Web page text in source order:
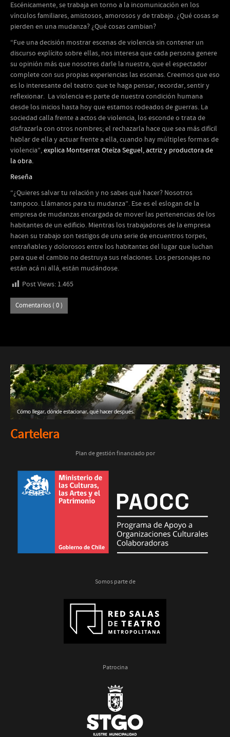
Escénicamente, se trabaja en torno a la incomunicación en los
vínculos familiares, amistosos, amorosos y de trabajo. ¿Qué cosas se
pierden en una mudanza? ¿Qué cosas cambian?
“Fue una decisión mostrar escenas de violencia sin contener un
discurso explícito sobre ellas, nos interesa que cada persona genere
su opinión más que nosotres darle la nuestra, que el espectador
complete con sus propias experiencias las escenas. Creemos que eso
es lo interesante del teatro: que te haga pensar, recordar, sentir y
reflexionar. La violencia es parte de nuestra condición humana
desde los inicios hasta hoy que estamos rodeados de guerras. La
sociedad calla frente a actos de violencia, los esconde o trata de
disfrazarla con otros nombres; el rechazarla hace que sea más difícil
hablar de ella y actuar frente a ella, cuando hay múltiples formas de
violencia”,explica Montserrat Oteíza Seguel, actriz y productora de
la obra.
Reseña
“¿Quieres salvar tu relación y no sabes qué hacer? Nosotros
tampoco. Llámanos para tu mudanza”. Ese es el eslogan de la
empresa de mudanzas encargada de mover las pertenencias de los
habitantes de un edificio. Mientras los trabajadores de la empresa
hacen su trabajo son testigos de una serie de encuentros torpes,
entrañables y dolorosos entre los habitantes del lugar que luchan
para que el cambio no destruya sus relaciones. Los personajes no
están acá ni allá, están mudándose.
Post Views: 1.465
Comentarios ( 0 )
Cartelera
Plan de gestión financiado por
Somos parte de
Patrocina